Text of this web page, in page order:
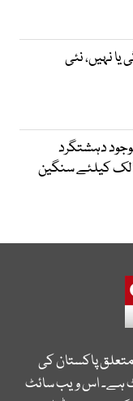
یا نہیں، نئی
دہشتگرد
کیلئے سنگین
پاکستان کی
ہے۔ اس ویب سائٹ